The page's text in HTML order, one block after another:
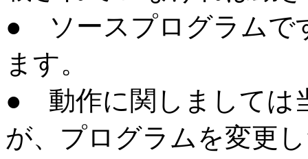
● ソースプログラムで
ます。
● 動作に関しましては
が、プログラムを変更